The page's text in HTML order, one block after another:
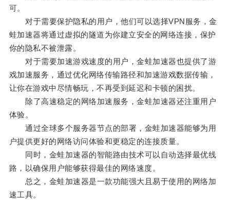
可。
对于需要保护隐私的用户，他们可以选择VPN服务，金
蛙加速器将通过虚拟的隧道为你建立安全的网络连接，保护
你的隐私不被泄露。
对于需要加速游戏速度的用户，金蛙加速器也提供了游
戏加速服务，通过优化网络传输路径和加速游戏数据传输，
让你在游戏中尽情畅玩，不再受到延迟和卡顿的困扰。
除了高速稳定的网络加速服务，金蛙加速器还注重用户
体验。
通过全球多个服务器节点的部署，金蛙加速器能够为用
户提供更好的网络访问体验和更稳定的连接质量。
同时，金蛙加速器的智能路由技术可以自动选择最优线
路，以确保用户能够获得最佳的网络速度。
总之，金蛙加速器是一款功能强大且易于使用的网络加
速工具。